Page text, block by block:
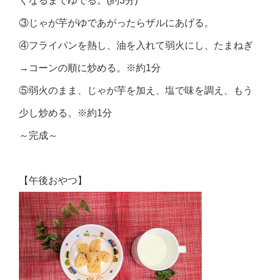
③じゃが芋がゆであがったらザルにあげる。
④フライパンを熱し、油を入れて弱火にし、たまねぎ
→コーンの順に炒める。※約1分
⑤弱火のまま、じゃが芋を加え、塩で味を調え、もう
少し炒める。※約1分
～完成～
【午後おやつ】